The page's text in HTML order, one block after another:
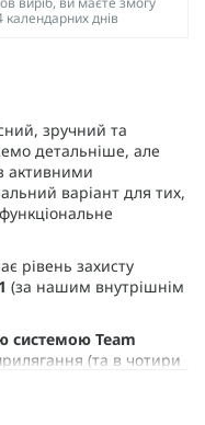
днів
зручний та
детальніше, але
активними
варіант для тих,
рівень захисту
(за нашим внутрішнім
системою Team
(та в чотири
у звичайних
максимально